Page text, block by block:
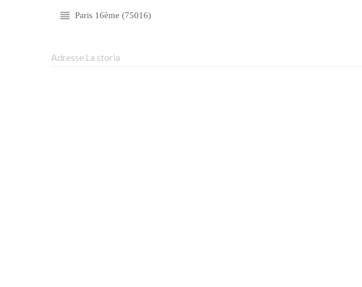
Paris 16ème (75016)
Adresse La storia